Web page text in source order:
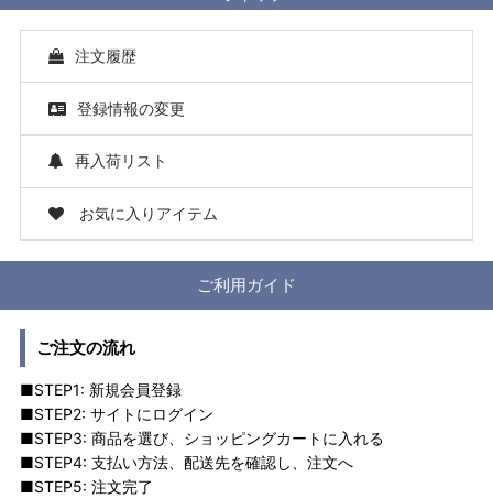
注文履歴
登録情報の変更
再入荷リスト
お気に入りアイテム
ご利用ガイド
ご注文の流れ
■STEP1: 新規会員登録
■STEP2: サイトにログイン
■STEP3: 商品を選び、ショッピングカートに入れる
■STEP4: 支払い方法、配送先を確認し、注文へ
■STEP5: 注文完了